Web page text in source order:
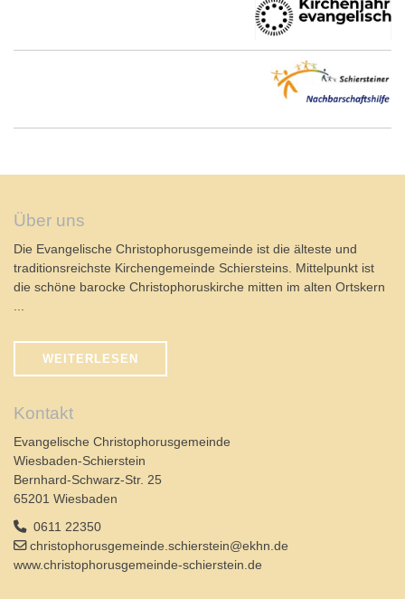
Über uns
Die Evangelische Christophorusgemeinde ist die älteste und
traditionsreichste Kirchengemeinde Schiersteins. Mittelpunkt ist
die schöne barocke Christophoruskirche mitten im alten Ortskern
WEITERLESEN
Kontakt
Evangelische Christophorusgemeinde
Wiesbaden-Schierstein
Bernhard-Schwarz-Str. 25
65201 Wiesbaden
0611 22350
christophorusgemeinde.schierstein@ekhn.de
www.christophorusgemeinde-schierstein.de